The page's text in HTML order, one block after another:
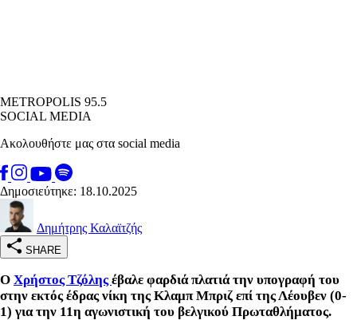
METROPOLIS 95.5
SOCIAL MEDIA
Ακολουθήστε μας στα social media
Δημοσιεύτηκε: 18.10.2025
Δημήτρης Καλαϊτζής
SHARE
Ο Χρήστος Τζόληςέβαλε φαρδιά πλατιά την υπογραφή του
στην εκτός έδρας νίκη της Κλαμπ Μπριζ επί της Λέουβεν (0-
1) για την 11η αγωνιστική του βελγικού Πρωταθλήματος.